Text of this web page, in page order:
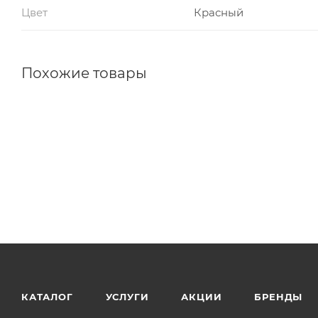
Цвет Красный
Похожие товары
КАТАЛОГ УСЛУГИ АКЦИИ БРЕНДЫ